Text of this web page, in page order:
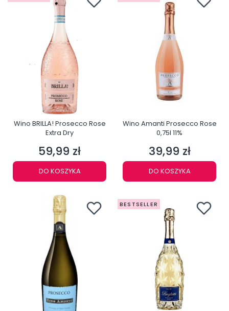
Wino BRILLA! Prosecco Rose
Extra Dry
Cena
59,99 zł
DO KOSZYKA
Wino Amanti Prosecco Rose
0,75l 11%
Cena
39,99 zł
DO KOSZYKA
BESTSELLER